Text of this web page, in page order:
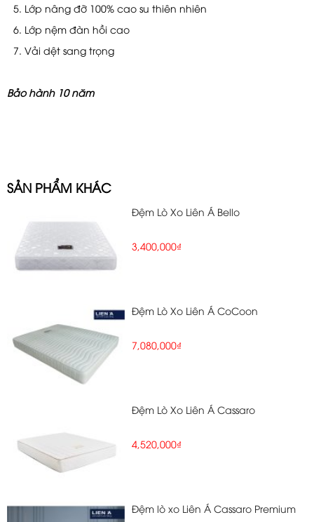
Lớp nâng đỡ 100% cao su thiên nhiên
Lớp nệm đàn hồi cao
Vải dệt sang trọng
Bảo hành 10 năm
SẢN PHẨM KHÁC
Đệm Lò Xo Liên Á Bello
3,400,000₫
Đệm Lò Xo Liên Á CoCoon
7,080,000₫
Đệm Lò Xo Liên Á Cassaro
4,520,000₫
Đệm lò xo Liên Á Cassaro Premium